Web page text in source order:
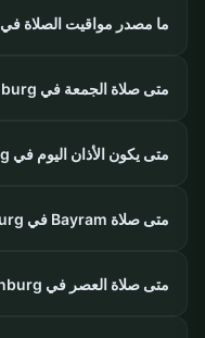
ما مصدر مواقيت الصلاة في Aschaffenburg؟
متى صلاة الجمعة في Aschaffenburg؟
متى يكون الأذان اليوم في Aschaffenburg؟
متى صلاة Bayram في Aschaffenburg؟
متى صلاة العصر في Aschaffenburg؟